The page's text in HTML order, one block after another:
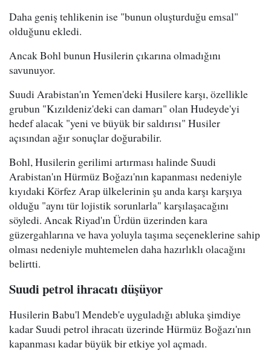
Daha geniş tehlikenin ise "bunun oluşturduğu emsal"
olduğunu ekledi.
Ancak Bohl bunun Husilerin çıkarına olmadığını
savunuyor.
Suudi Arabistan'ın Yemen'deki Husilere karşı, özellikle
grubun "Kızıldeniz'deki can damarı" olan Hudeyde'yi
hedef alacak "yeni ve büyük bir saldırısı" Husiler
açısından ağır sonuçlar doğurabilir.
Bohl, Husilerin gerilimi artırması halinde Suudi
Arabistan'ın Hürmüz Boğazı'nın kapanması nedeniyle
kıyıdaki Körfez Arap ülkelerinin şu anda karşı karşıya
olduğu "aynı tür lojistik sorunlarla" karşılaşacağını
söyledi. Ancak Riyad'ın Ürdün üzerinden kara
güzergahlarına ve hava yoluyla taşıma seçeneklerine sahip
olması nedeniyle muhtemelen daha hazırlıklı olacağını
belirtti.
Suudi petrol ihracatı düşüyor
Husilerin Babu'l Mendeb'e uyguladığı abluka şimdiye
kadar Suudi petrol ihracatı üzerinde Hürmüz Boğazı'nın
kapanması kadar büyük bir etkiye yol açmadı.